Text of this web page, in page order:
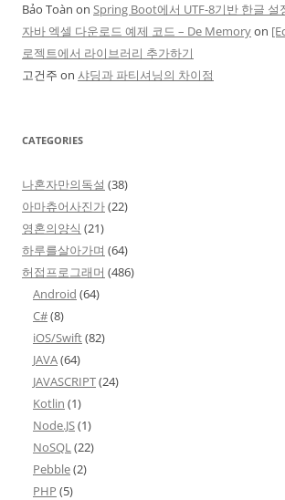
Bảo Toàn on Spring Boot에서 UTF-8기반 한글 설
자바 엑셀 다운로드 예제 코드 – De Memoryon
로젝트에서 라이브러리 추가하기
고건주 on 샤딩과 파티셔닝의 차이점
CATEGORIES
나혼자만의독설 (38)
아마츄어사진가(22)
영혼의양식 (21)
하루를살아가며 (64)
허접프로그래머 (486)
Android (64)
C#(8)
iOS/Swift(82)
JAVA(64)
JAVASCRIPT(24)
Kotlin (1)
Node.JS(1)
NoSQL(22)
Pebble(2)
PHP (5)